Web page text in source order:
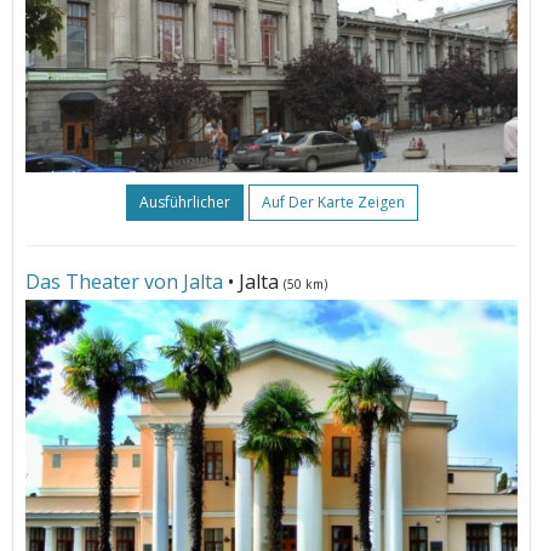
Ausführlicher Auf Der Karte Zeigen
Das Theater von Jalta • Jalta (50 km)